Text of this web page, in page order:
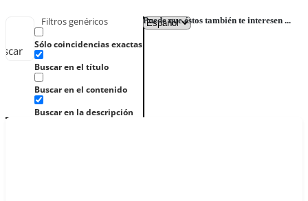
Filtros genéricos
Sólo coincidencias exactas
Buscar en el título
Buscar en el contenido
Buscar en la descripción
Puede que éstos también te interesen ...